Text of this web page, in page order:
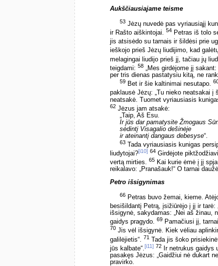
Aukščiausiajame teisme
53 Jėzų nuvedė pas vyriausiąjį
ir Rašto aiškintojai. 54 Petras iš tolo
jis atsisėdo su tarnais ir šildėsi prie
ieškojo prieš Jėzų liudijimo, kad
melagingai liudijo prieš jį, tačiau jų
teigdami: 58 „Mes girdėjome jį
per tris dienas pastatysiu kitą, ne
59 Bet ir šie kaltinimai nesutapo.
paklausė Jėzų: „Tu nieko neatsakai į
neatsakė. Tuomet vyriausiasis
62 Jėzus jam atsakė:
„Taip, Aš Esu.
Ir jūs dar pamatysite Žmogaus
sėdintį Visagalio dešinėje
ir ateinantį dangaus debesyse“.
63 Tada vyriausiasis kunigas
liudytojai?[i10] 64 Girdėjote
vertą mirties. 65 Kai kurie ėmė į jį
reikalavo: „Pranašauk!“ O tarnai
Petro išsigynimas
66 Petras buvo žemai, kieme.
besišildantį Petrą, įsižiūrėjo į jį ir
išsigynė, sakydamas: „Nei aš žinau,
gaidys pragydo. 69 Pamačiusi jį,
70 Jis vėl išsigynė. Kiek vėliau
galilėjietis“. 71 Tada jis šoko
jūs kalbate“.[i11] 72 Ir netrukus gaidys
pasakęs Jėzus: „Gaidžiui nė dukart
pravirko.